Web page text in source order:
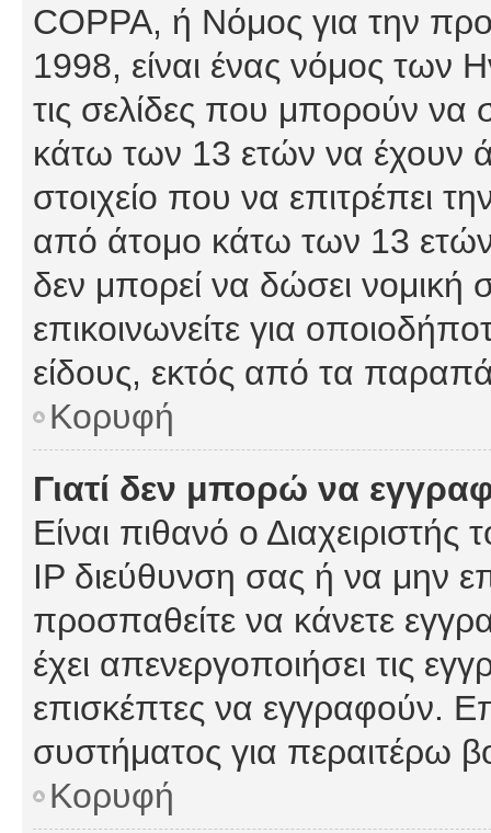
COPPA, ή Νόμος για την
1998, είναι ένας νόμος των
τις σελίδες που μπορούν να
κάτω των 13 ετών να έχουν
στοιχείο που να επιτρέπει
από άτομο κάτω των 13
δεν μπορεί να δώσει νομική
επικοινωνείτε για
είδους, εκτός από τα
Κορυφή
Γιατί δεν μπορώ να
Είναι πιθανό ο
IP διεύθυνση σας ή να μην
προσπαθείτε να κάνετε
έχει απενεργοποιήσει τις
επισκέπτες να εγγραφούν.
συστήματος για περαιτέρω
Κορυφή